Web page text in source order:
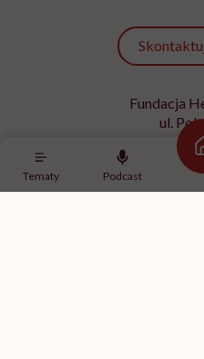
Tematy Podcast
Fundacja
ul.
02-822
NIP
Kontakt